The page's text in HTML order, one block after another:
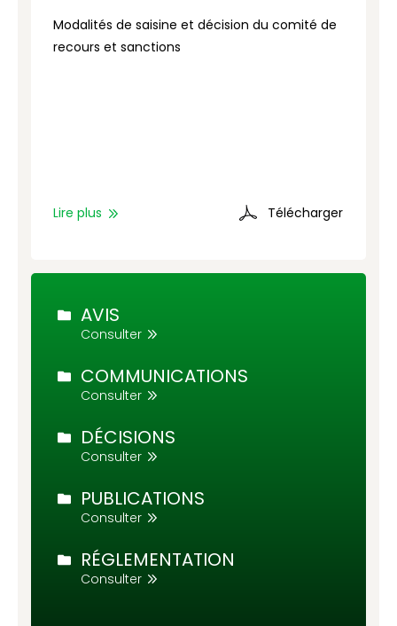
Modalités de saisine et décision du comité de
recours et sanctions
Lire plus Télécharger
AVIS
Consulter
COMMUNICATIONS
Consulter
DÉCISIONS
Consulter
PUBLICATIONS
Consulter
RÉGLEMENTATION
Consulter